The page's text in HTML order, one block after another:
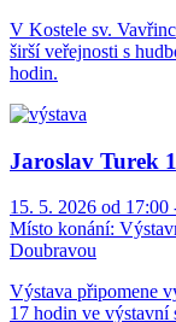
V Kostele sv.
širší veřejnosti s
hodin.
Jaroslav Turek
15. 5. 2026 od
Místo konání:
Doubravou
Výstava připomene
17 hodin ve výstavní